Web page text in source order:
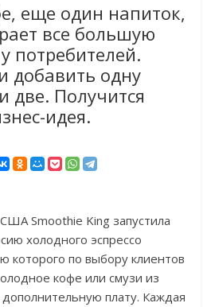
еще один напиток,
все большую
потребителей.
добавить одну
две. Получится
идея.
Smoothie King запустила
холодного эспрессо
которого по выбору клиентов
кофе или смузи из
плату. Каждая